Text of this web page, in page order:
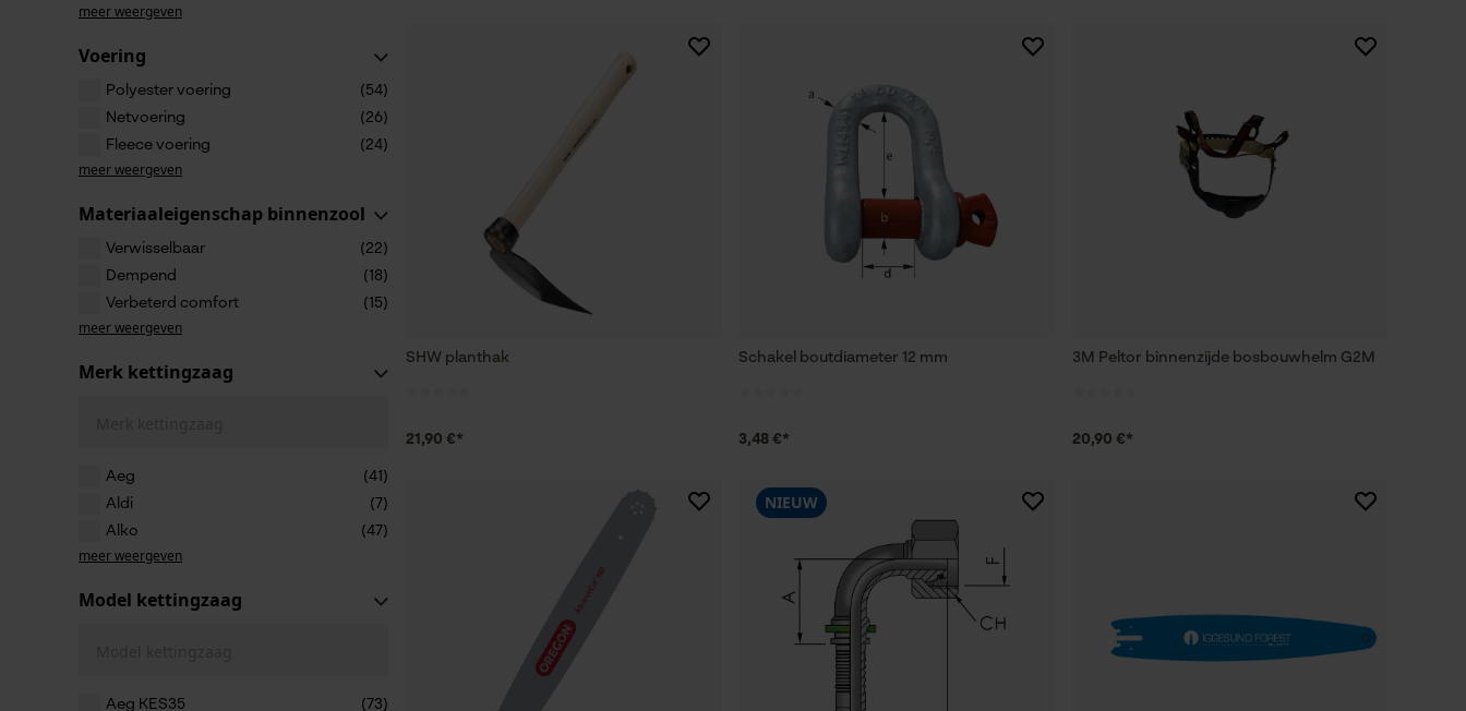
meer weergeven
Voering
Polyester voering
(54)
Netvoering
(26)
Fleece voering
(24)
meer weergeven
Materiaaleigenschap binnenzool
Verwisselbaar
(22)
Dempend
(18)
Verbeterd comfort
(15)
meer weergeven
Merk kettingzaag
Aeg
(41)
Aldi
(7)
Alko
(47)
meer weergeven
Model kettingzaag
Aeg KES35
(73)
SHW planthak
21,90 €*
Schakel boutdiameter 12 mm
3,48 €*
3M Peltor binnenzijde bosbouwhelm G2M
20,90 €*
NIEUW